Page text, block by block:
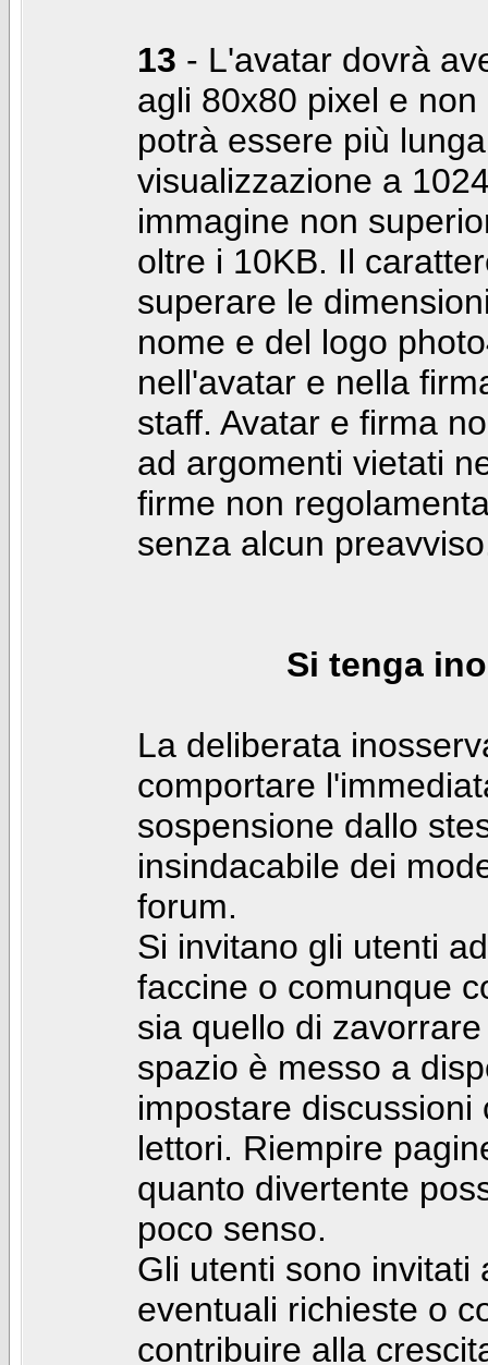
13 - L'avatar dovrà
agli 80x80 pixel e
potrà essere più
visualizzazione a
immagine non
oltre i 10KB. Il
superare le
nome e del logo
nell'avatar e nella
staff. Avatar e firma
ad argomenti vietati
firme non
senza alcun
Si tenga
La deliberata
comportare
sospensione dallo
insindacabile dei
forum.
Si invitano gli utenti
faccine o comunque
sia quello di
spazio è messo a
impostare
lettori. Riempire
quanto divertente
poco senso.
Gli utenti sono invitati
eventuali richieste o
contribuire alla